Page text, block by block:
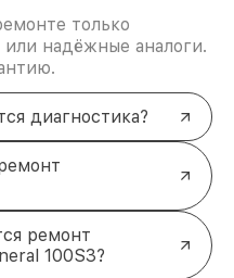
только
надёжные аналоги.
диагностика?
ремонт
100S3?